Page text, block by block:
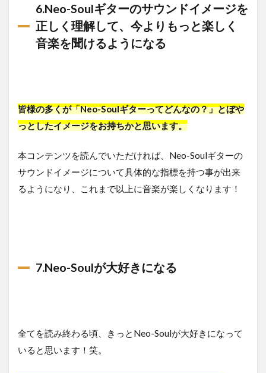
6.Neo-Soulギターのサウンドイメージを
正しく理解して、今よりもっと楽しく
音楽を聞けるようになる
皆様の多くが「Neo-Soulギターってどんなの？」とぼや
っとしたイメージをお持ちかと思います。
本コンテンツを読んでいただければ、Neo-Soulギターの
サウンドイメージについて具体的な指標を持つ事が出来
るようになり、これまで以上に音楽が楽しくなります！
7.Neo-Soulが大好きになる
全てを読み終わる頃、きっとNeo-Soulが大好きになって
いると思います！笑。